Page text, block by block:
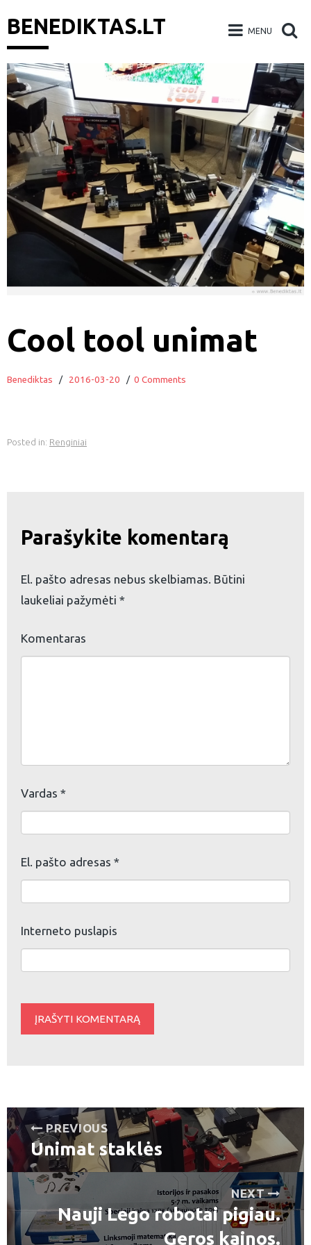
BENEDIKTAS.LT MENU
Skip
to
Cool tool unimat
Benediktas / 2016-03-20 / 0 Comments
Posted in: Renginiai
Parašykite komentarą
El. pašto adresas nebus skelbiamas. Būtini
laukeliai pažymėti *
Komentaras
Vardas *
El. pašto adresas *
Interneto puslapis
Navigacija
tarp
įrašų
PREVIOUS
Previous
post:
Unimat staklės
NEXT
Next
post:
Nauji Lego robotai pigiau.
Geros kainos.